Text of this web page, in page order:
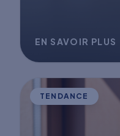
EN SAVOIR PLUS
TENDANCE